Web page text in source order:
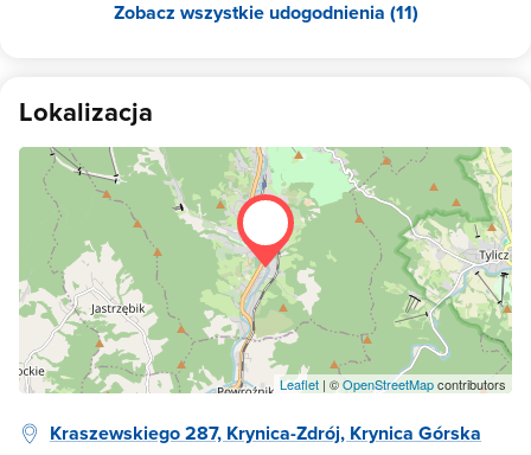
Zobacz wszystkie udogodnienia (11)
Lokalizacja
Leaflet | ©OpenStreetMapcontributors
Kraszewskiego 287, Krynica-Zdrój, Krynica Górska